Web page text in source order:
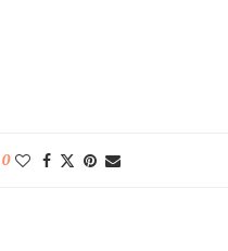
0